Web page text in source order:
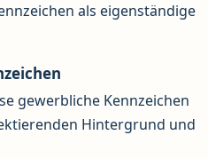
als eigenständige
gewerbliche Kennzeichen
Hintergrund und